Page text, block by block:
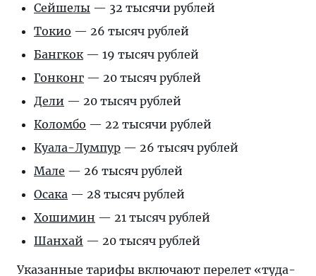
Сейшелы — 32 тысячи рублей
Токио — 26 тысяч рублей
Бангкок— 19 тысяч рублей
Гонконг — 20 тысяч рублей
Дели — 20 тысяч рублей
Коломбо — 22 тысячи рублей
Куала-Лумпур — 26 тысяч рублей
Мале — 26 тысяч рублей
Осака — 28 тысяч рублей
Хошимин — 21 тысяч рублей
Шанхай — 20 тысяч рублей
Указанные тарифы включают перелет «туда-